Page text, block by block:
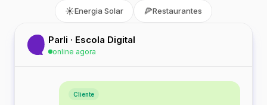
☀️Energia Solar 🍕Restaurantes
Parli · Escola Digital
online agora
Cliente